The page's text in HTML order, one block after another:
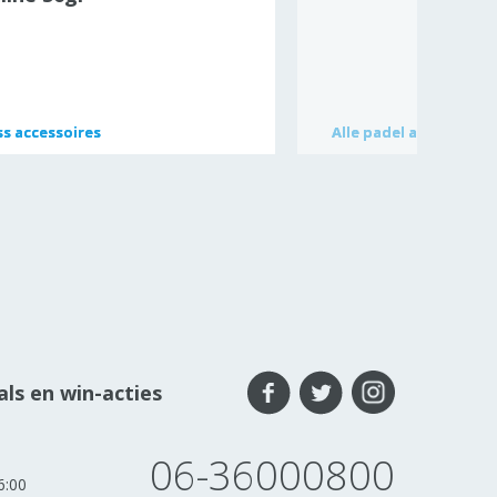
accessoires
accessoires Alle padel accessoires
Alle padel accessoires
en win-acties
06-36000800